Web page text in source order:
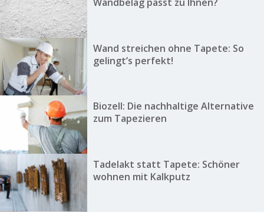
Wandbelag passt zu Ihnen?
Wand streichen ohne Tapete: So
gelingt’s perfekt!
Biozell: Die nachhaltige Alternative
zum Tapezieren
Tadelakt statt Tapete: Schöner
wohnen mit Kalkputz